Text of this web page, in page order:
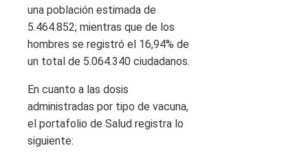
una población estimada de
5.464.852; mientras que de los
hombres se registró el 16,94% de
un total de 5.064.340 ciudadanos.
En cuanto a las dosis
administradas por tipo de vacuna,
el portafolio de Salud registra lo
siguiente: